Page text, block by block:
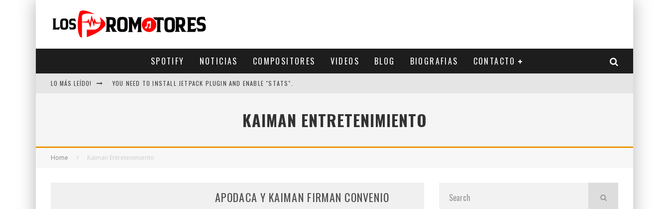
SPOTIFY NOTICIAS COMPOSITORES VIDEOS BLOG BIOGRAFIAS CONTACTO
LO MÁS LEÍDO! YOU NEED TO INSTALL JETPACK PLUGIN AND ENABLE "STATS".
KAIMAN ENTRETENIMIENTO
Home Kaiman Entretenimiento
APODACA Y KAIMAN FIRMAN CONVENIO